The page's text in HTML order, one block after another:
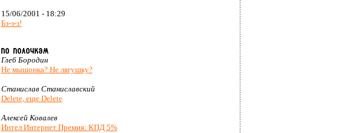
15/06/2001 - 18:29
Бз-з-з!
Глеб Бородин
Не мышонка? Не лягушку?
Станислав Станиславский
Delete, еще Delete
Алексей Ковалев
Интел Интернет Премия: КПД 5%